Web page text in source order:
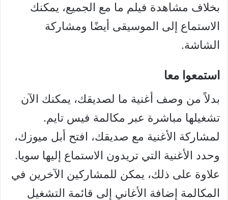
بخلاف مشاهدة فيلم ما مع الجميع، يمكنك
الاستماع إلى الموسيقى أيضًا ومشاركة
الشاشة.
استمعوا معا
بدلاً من وصف أغنية ما لصديقك، يمكنك الآن
تشغيلها مباشرة عبر مكالمة فيس تايم.
لمشاركة الأغنية مع صديقك، افتح أبل ميوزك،
وحدد الأغنية التي تريدون الاستماع إليها سويا.
علاوة على ذلك، يمكن للمشاركين الآخرين في
المكالمة إضافة الأغاني إلى قائمة التشغيل